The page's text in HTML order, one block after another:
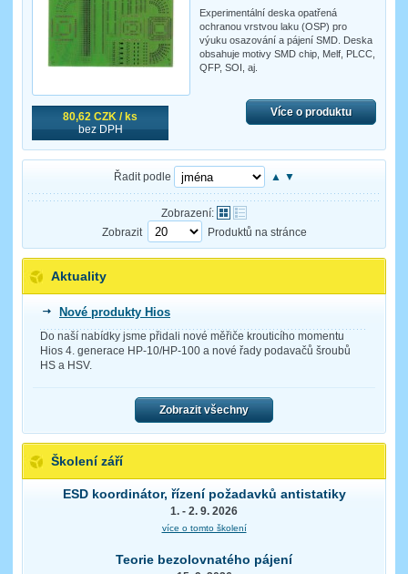
80,62 CZK / ks
bez DPH
Experimentální deska opatřená
ochranou vrstvou laku (OSP) pro
výuku osazování a pájení SMD. Deska
obsahuje motivy SMD chip, Melf, PLCC,
QFP, SOI, aj.
Více o produktu
Řadit podle ▲ ▼
Zobrazení:
Zobrazit
Produktů na stránce
Aktuality
Nové produkty Hios
Do naší nabídky jsme přidali nové měřiče krouticího momentu
Hios 4. generace HP-10/HP-100 a nové řady podavačů šroubů
HS a HSV.
Zobrazit všechny
Školení září
ESD koordinátor, řízení požadavků antistatiky
1. - 2. 9. 2026
více o tomto školení
Teorie bezolovnatého pájení